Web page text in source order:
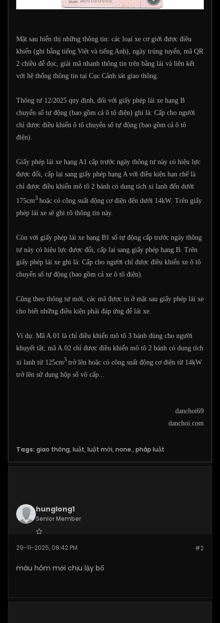
Mặt sau hiển thị những thông tin: các loại xe cơ giới được điều
khiển (ghi bằng tiếng Việt và tiếng Anh), ngày trúng tuyển, mã QR
2 chiều để đọc, giải mã nhanh thông tin trên bằng lái và liên kết
với hệ thống thông tin tại Cục Cảnh sát giao thông.
Thông tư 12/2025 quy định, đối với giấy phép lái xe hạng B
chuyển số tự động (bao gồm cả ô tô điện) ghi là: Cấp cho người
chỉ được điều khiển ô tô chuyển số tự động (bao gồm cả ô tô
điện).
Giấy phép lái xe hạng A1 cấp trước ngày thông tư này có hiệu lực
được đổi, cấp lại sang giấy phép hạng A với điều kiện hạn chế là
chỉ được điều khiển mô tô 2 bánh có dung tích xi lanh đến dưới
175cm3 hoặc có công suất động cơ điện đến dưới 14kW. Trên giấy
phép lái xe sẽ ghi rõ thông tin này.
Còn với giấy phép lái xe hạng B1 số tự động cấp trước ngày thông
tư này có hiệu lực được đổi, cấp lại sang giấy phép hạng B. Trên
giấy phép lái xe ghi là: Cấp cho người chỉ được điều khiển xe ô tô
chuyển số tự động (bao gồm cả xe ô tô điện).
Cũng theo thông tư mới, các mã được in ở mặt sau giấy phép lái xe
cho biết những điều kiện phải đáp ứng để lái xe.
Ví dụ: Mã A.01 là chỉ điều khiển mô tô 3 bánh dùng cho người
khuyết tật; mã A.02 chỉ được điều khiển mô tô 2 bánh có dung tích
xi lanh từ 125cm3 trở lên hoặc có công suất động cơ điện từ 14kW
trở lên sử dụng hộp số vô cấp...
danchoi69
danchoi.com
Tags: giao thông, luật, luật mới, none., pháp luật
hunglong1
Senior Member
Posts:140 #2
29-11-2025, 08:42 PM
màu hôm mới chịu lậy bố